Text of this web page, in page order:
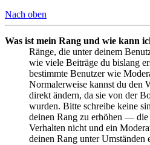
Nach oben
Was ist mein Rang und wie kann
Ränge, die unter deinem
wie viele Beiträge du bislang
bestimmte Benutzer wie
Normalerweise kannst du den
direkt ändern, da sie von der
wurden. Bitte schreibe keine
deinen Rang zu erhöhen — die
Verhalten nicht und ein
deinen Rang unter Umständen